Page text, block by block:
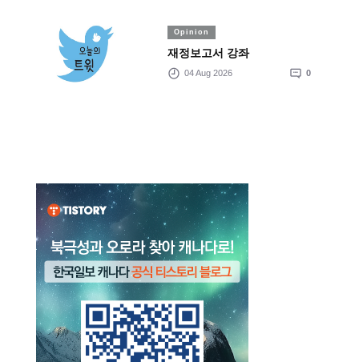
Opinion
재정보고서 강좌
04 Aug 2026 0